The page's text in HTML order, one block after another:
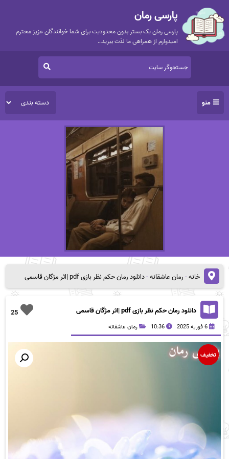
پارسی رمان
پارسی رمان یک بستر بدون محدودیت برای شما خوانندگان عزیز محترم
امیدوارم از همراهی ما لذت ببرید…
منو
خانه-رمان عاشقانه-دانلود رمان حکم نظر بازی pdf |اثر مژگان قاسمی
25 دانلود رمان حکم نظر بازی pdf |اثر مژگان قاسمی
6 فوریه 2025 10:36 رمان عاشقانه
تخفیف